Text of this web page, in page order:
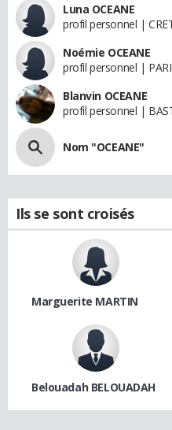
Luna OCEANE
profil personnel |
Noémie OCEANE
profil personnel |
Blanvin OCEANE
profil personnel |
Nom "OCEANE"
Ils se sont croisés
Marguerite MARTIN
Belouadah BELOUADAH